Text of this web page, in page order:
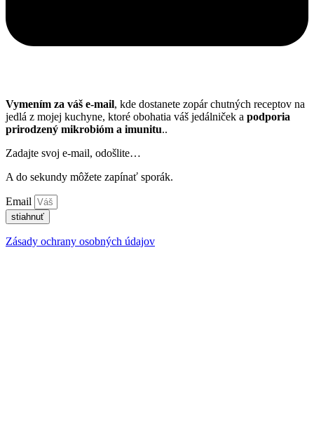
Vymením za váš e-mail, kde dostanete zopár chutných receptov na
jedlá z mojej kuchyne, ktoré obohatia váš jedálniček a podporia
prirodzený mikrobióm a imunitu..
Zadajte svoj e-mail, odošlite…
A do sekundy môžete zapínať sporák.
Email
stiahnuť
Zásady ochrany osobných údajov